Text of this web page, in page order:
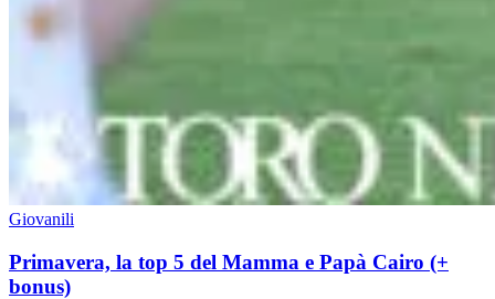
Giovanili
Primavera, la top 5 del Mamma e Papà Cairo (+
bonus)